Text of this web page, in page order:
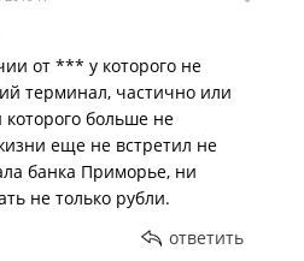
от *** у которого не
терминал, частично или
которого больше не
еще не встретил не
банка Приморье, ни
не только рубли.
ответить